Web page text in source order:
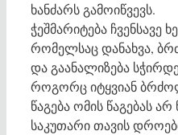
ხანძარს გამოიწვევს.
ჭეშმარიტება ჩვენსავე
რომელსაც დანახვა,
და გაანალიზება
როგორც იტყვიან
წაგება ომის წაგებას არ
საკუთარი თავის